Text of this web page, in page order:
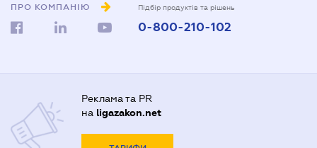
ПРО КОМПАНІЮ Підбір продуктів та рішень
0-800-210-102
Реклама та PR
на ligazakon.net